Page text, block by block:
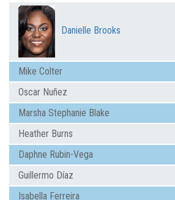
Danielle Brooks
Mike Colter
Oscar Nuñez
Marsha Stephanie Blake
Heather Burns
Daphne Rubin-Vega
Guillermo Díaz
Isabella Ferreira